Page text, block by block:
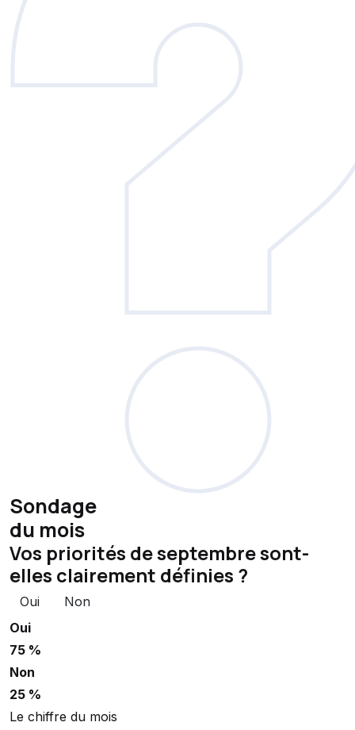
Sondage
du mois
Vos priorités de septembre sont-
elles clairement définies ?
Oui
Non
Oui
75 %
Non
25 %
Le chiffre du mois